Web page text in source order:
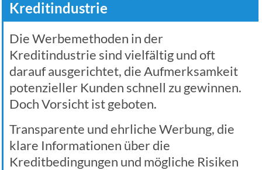
Kreditindustrie
Die Werbemethoden in der
Kreditindustrie sind vielfältig und oft
darauf ausgerichtet, die Aufmerksamkeit
potenzieller Kunden schnell zu gewinnen.
Doch Vorsicht ist geboten.
Transparente und ehrliche Werbung, die
klare Informationen über die
Kreditbedingungen und mögliche Risiken